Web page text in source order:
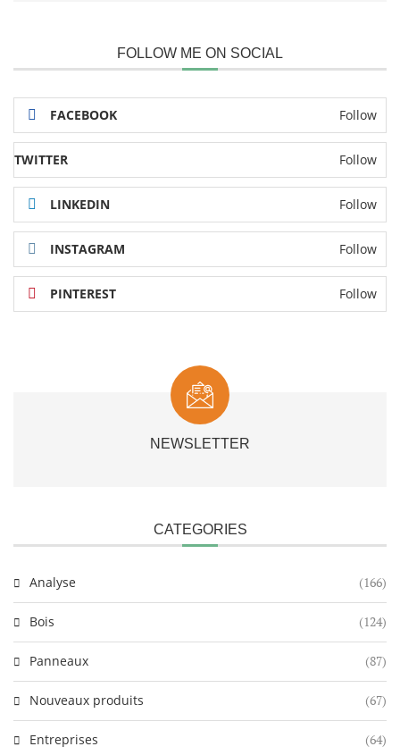
FOLLOW ME ON SOCIAL
FACEBOOK Follow
TWITTER Follow
LINKEDIN Follow
INSTAGRAM Follow
PINTEREST Follow
NEWSLETTER
CATEGORIES
Analyse (166)
Bois (124)
Panneaux (87)
Nouveaux produits (67)
Entreprises (64)